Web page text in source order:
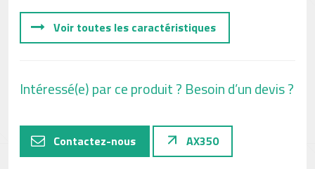
Voir toutes les caractéristiques
Intéressé(e) par ce produit ? Besoin d’un devis ?
Contactez-nous AX350